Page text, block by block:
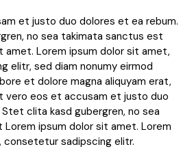
et justo duo dolores et ea rebum.
no sea takimata sanctus est
amet. Lorem ipsum dolor sit amet,
elitr, sed diam nonumy eirmod
et dolore magna aliquyam erat,
vero eos et accusam et justo duo
clita kasd gubergren, no sea
ipsum dolor sit amet. Lorem
sadipscing elitr.